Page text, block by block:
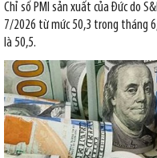
Chỉ số PMI sản xuất của Đức do
7/2026 từ mức 50,3 trong tháng
là 50,5.